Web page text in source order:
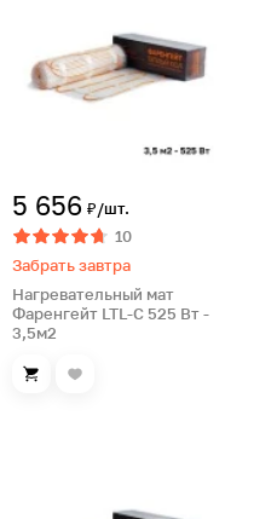
5 656 ₽/шт.
10
Забрать завтра
Нагревательный мат
Фаренгейт LTL-C 525 Вт -
3,5м2